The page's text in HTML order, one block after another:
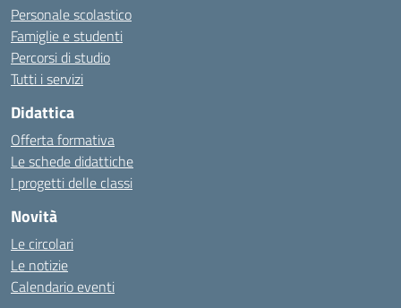
Personale scolastico
Famiglie e studenti
Percorsi di studio
Tutti i servizi
Didattica
Offerta formativa
Le schede didattiche
I progetti delle classi
Novità
Le circolari
Le notizie
Calendario eventi